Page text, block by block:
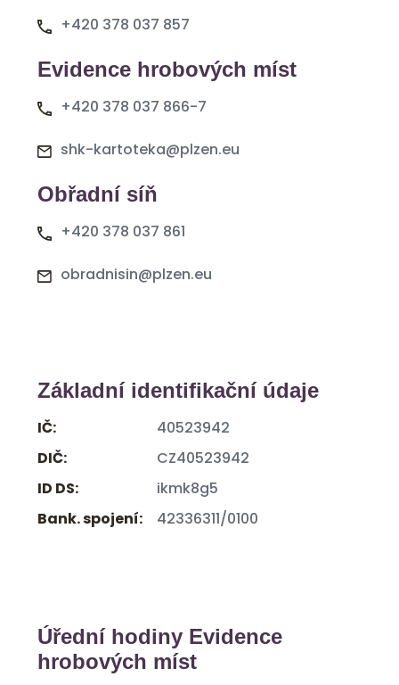
+420 378 037 857
Evidence hrobových míst
+420 378 037 866-7
shk-kartoteka@plzen.eu
Obřadní síň
+420 378 037 861
obradnisin@plzen.eu
Základní identifikační údaje
IČ:
40523942
DIČ:
CZ40523942
ID DS:
ikmk8g5
Bank. spojení:
42336311/0100
Úřední hodiny Evidence
hrobových míst